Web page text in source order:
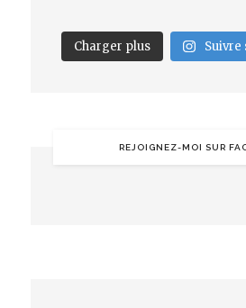
Charger plus
REJOIGNEZ-MOI SUR